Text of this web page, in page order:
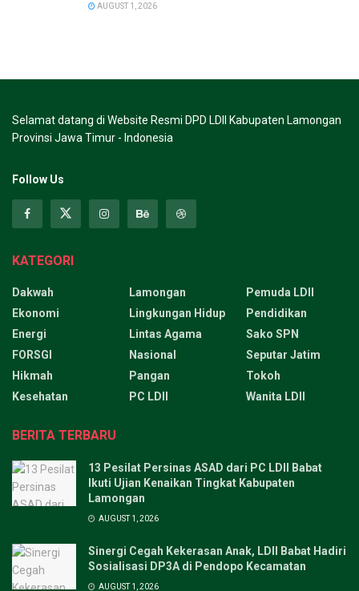
AUGUST 1, 2026
Selamat datang di Website Resmi DPD LDII Kabupaten Lamongan
Provinsi Jawa Timur - Indonesia
Follow Us
KATEGORI
Dakwah
Ekonomi
Energi
FORSGI
Hikmah
Kesehatan
Lamongan
Lingkungan Hidup
Lintas Agama
Nasional
Pangan
PC LDII
Pemuda LDII
Pendidikan
Sako SPN
Seputar Jatim
Tokoh
Wanita LDII
BERITA TERBARU
13 Pesilat Persinas ASAD dari PC LDII Babat
Ikuti Ujian Kenaikan Tingkat Kabupaten
Lamongan
AUGUST 1, 2026
Sinergi Cegah Kekerasan Anak, LDII Babat Hadiri
Sosialisasi DP3A di Pendopo Kecamatan
AUGUST 1, 2026